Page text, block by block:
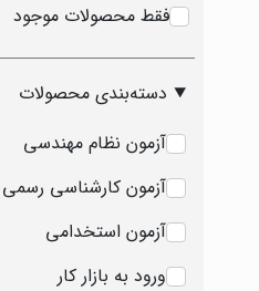
فقط محصولات موجود
دسته‌بندی محصولات
آزمون نظام مهندسی
آزمون کارشناسی رسمی
آزمون استخدامی
ورود به بازار کار